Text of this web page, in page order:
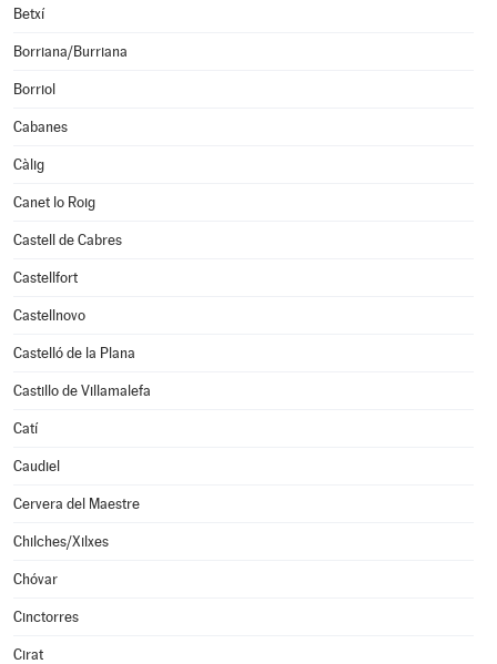
Betxí
Borriana/Burriana
Borriol
Cabanes
Càlig
Canet lo Roig
Castell de Cabres
Castellfort
Castellnovo
Castelló de la Plana
Castillo de Villamalefa
Catí
Caudiel
Cervera del Maestre
Chilches/Xilxes
Chóvar
Cinctorres
Cirat